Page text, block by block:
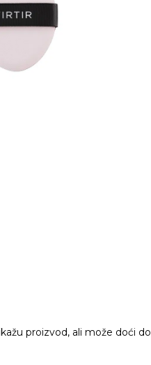
proizvod, ali može doći do